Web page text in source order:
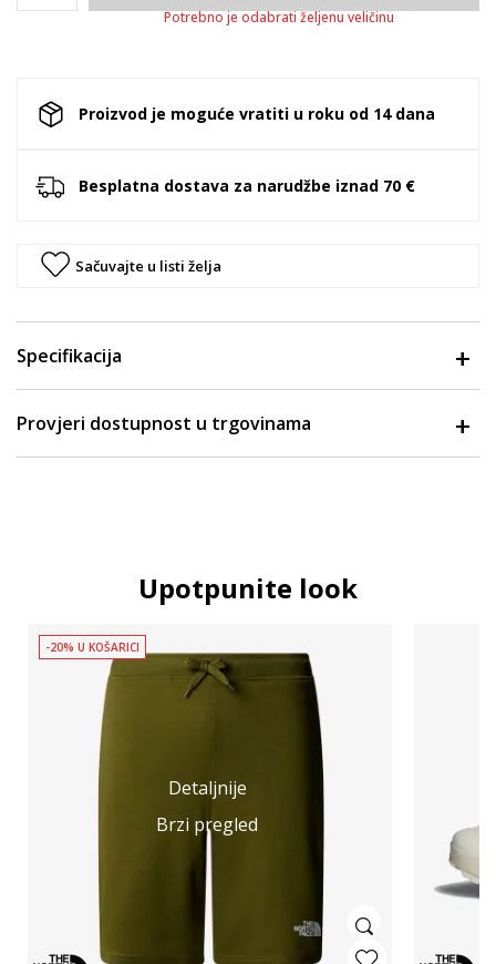
Potrebno je odabrati željenu veličinu
Proizvod je moguće vratiti u roku od 14 dana
Besplatna dostava za narudžbe iznad 70 €
Sačuvajte u listi želja
Specifikacija
Provjeri dostupnost u trgovinama
Upotpunite look
Detaljnije
Brzi pregled
-20% U KOŠARICI